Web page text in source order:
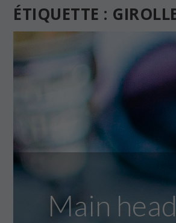
ÉTIQUETTE :
Main